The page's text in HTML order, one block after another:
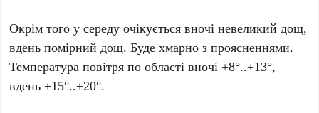
Окрім того у середу очікується вночі невеликий дощ,
вдень помірний дощ. Буде хмарно з проясненнями.
Температура повітря по області вночі +8°..+13°,
вдень +15°..+20°.